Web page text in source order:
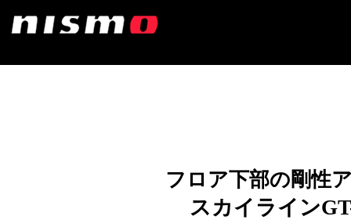
フロア下部の剛性
スカイライン